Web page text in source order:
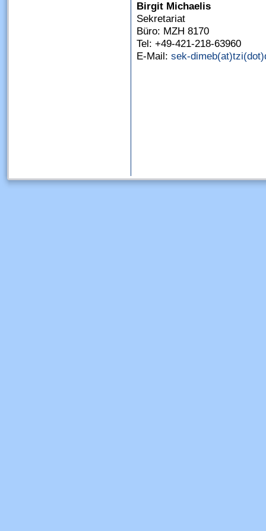
Birgit Michaelis
Sekretariat
Büro: MZH 8170
Tel: +49-421-218-63960
E-Mail: sek-